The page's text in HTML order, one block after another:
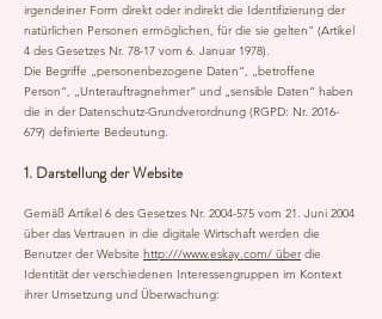
irgendeiner Form direkt oder indirekt die Identifizierung der
natürlichen Personen ermöglichen, für die sie gelten" (Artikel
4 des Gesetzes Nr. 78-17 vom 6. Januar 1978).
Die Begriffe „personenbezogene Daten“, „betroffene
Person“, „Unterauftragnehmer“ und „sensible Daten“ haben
die in der Datenschutz-Grundverordnung (RGPD: Nr. 2016-
679) definierte Bedeutung.
1. Darstellung der Website
Gemäß Artikel 6 des Gesetzes Nr. 2004-575 vom 21. Juni 2004
über das Vertrauen in die digitale Wirtschaft werden die
Benutzer der Website http:///www.eskay.com/ über die
Identität der verschiedenen Interessengruppen im Kontext
ihrer Umsetzung und Überwachung: